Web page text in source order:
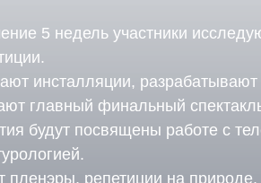
5 недель участники
инсталляции,
главный финальный
будут посвящены работе с
пленэры, репетиции на